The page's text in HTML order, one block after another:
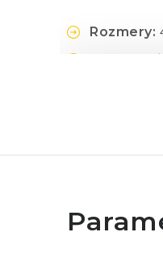
Rozmery:
Hmotnosť: